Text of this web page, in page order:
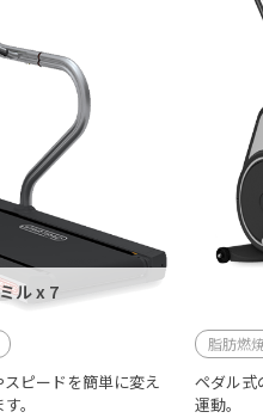
ル x 7
ピードを簡単に変え
。
脂肪燃
ペダル式
運動。